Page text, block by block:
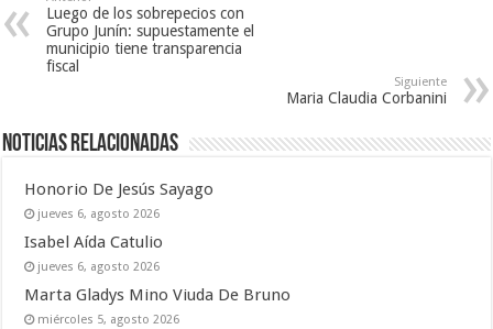
Luego de los sobrepecios con
Grupo Junín: supuestamente el
municipio tiene transparencia
fiscal
Siguiente
Maria Claudia Corbanini
Noticias relacionadas
Honorio De Jesús Sayago
jueves 6, agosto 2026
Isabel Aída Catulio
jueves 6, agosto 2026
Marta Gladys Mino Viuda De Bruno
miércoles 5, agosto 2026